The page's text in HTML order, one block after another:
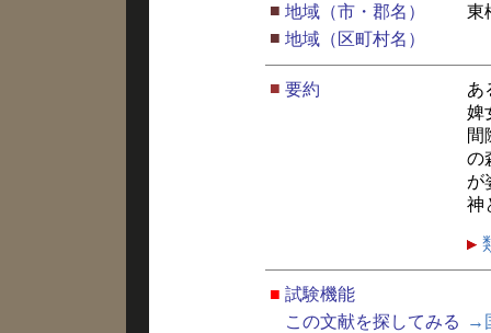
■ 地域（市・郡名）
東
■ 地域（区町村名）
■ 要約
あ
婢
間
の
が
神
■ 試験機能
この文献を探してみる
→